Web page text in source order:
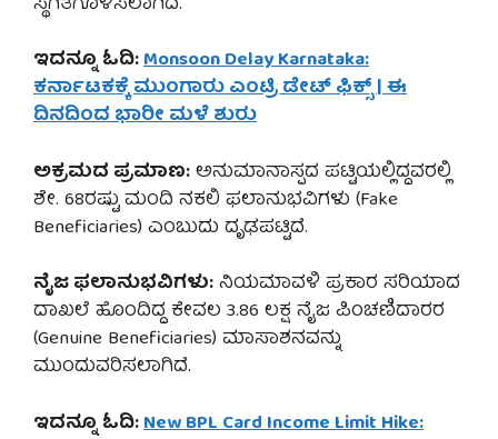
ಇದನ್ನೂ ಓದಿ:Monsoon Delay Karnataka:
ಕರ್ನಾಟಕಕ್ಕೆ ಮುಂಗಾರು ಎಂಟ್ರಿ ಡೇಟ್ ಫಿಕ್ಸ್ | ಈ
ದಿನದಿಂದ ಭಾರೀ ಮಳೆ ಶುರು
ಅಕ್ರಮದ ಪ್ರಮಾಣ:ಅನುಮಾನಾಸ್ಪದ ಪಟ್ಟಿಯಲ್ಲಿದ್ದವರಲ್ಲಿ
ಶೇ. 68ರಷ್ಟು ಮಂದಿ ನಕಲಿ ಫಲಾನುಭವಿಗಳು (Fake
Beneficiaries) ಎಂಬುದು ದೃಢಪಟ್ಟಿದೆ.
ನೈಜ ಫಲಾನುಭವಿಗಳು:ನಿಯಮಾವಳಿ ಪ್ರಕಾರ ಸರಿಯಾದ
ದಾಖಲೆ ಹೊಂದಿದ್ದ ಕೇವಲ 3.86 ಲಕ್ಷ ನೈಜ ಪಿಂಚಣಿದಾರರ
(Genuine Beneficiaries) ಮಾಸಾಶನವನ್ನು
ಮುಂದುವರಿಸಲಾಗಿದೆ.
ಇದನ್ನೂ ಓದಿ:New BPL Card Income Limit Hike: